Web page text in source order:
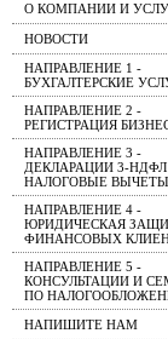
О КОМПАНИИ И
НОВОСТИ
НАПРАВЛЕНИЕ 1 -
БУХГАЛТЕРСКИЕ
НАПРАВЛЕНИЕ 2 -
РЕГИСТРАЦИЯ
НАПРАВЛЕНИЕ 3 -
ДЕКЛАРАЦИИ 3-
НАЛОГОВЫЕ ВЫЧЕТЫ
НАПРАВЛЕНИЕ 4 -
ЮРИДИЧЕСКАЯ
ФИНАНСОВЫХ
НАПРАВЛЕНИЕ 5 -
КОНСУЛЬТАЦИИ И
ПО
НАПИШИТЕ НАМ